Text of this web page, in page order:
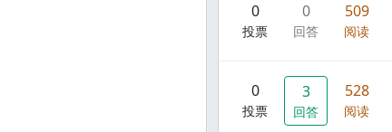
0
投票
0
回答
509
阅读
0
投票
3
回答
528
阅读